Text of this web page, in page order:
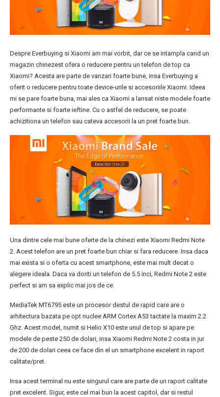
Despre Everbuying si Xiaomi am mai vorbit, dar ce se intampla cand un
magazin chinezest ofera o reducere pentru un telefon de top ca
Xiaomi? Acesta are parte de vanzari foarte bune, insa Everbuying a
oferit o reducere pentru toate device-urile si accesoriile Xiaomi. Ideea
mi se pare foarte buna, mai ales ca Xiaomi a lansat niste modele foarte
performante si foarte ieftine. Cu o astfel de reducere, se poate
achizitiona un telefon sau cateva accesorii la un pret foarte bun.
Una dintre cele mai bune oferte de la chinezi este Xiaomi Redmi Note
2. Acest telefon are un pret foarte bun chiar si fara reducere. Insa daca
mai exista si o oferta cu acest smartphone, este mai mult decat o
alegere ideala. Daca va doriti un telefon de 5.5 inci, Redmi Note 2 este
perfect si am sa explic mai jos de ce.
MediaTek MT6795 este un procesor destul de rapid care are o
arhitectura bazata pe opt nuclee ARM Cortex A53 tactate la maxim 2.2
Ghz. Acest model, numit si Helio X10 este unul de top si apare pe
modele de peste 250 de dolari, insa Xiaomi Redmi Note 2 costa in jur
de 200 de dolari ceea ce face din el un smartphone excelent in raport
calitate/pret.
Insa acest terminal nu este singurul care are parte de un raport calitate
pret excelent. Sigur, este cel mai bun la acest capitol, dar si restul